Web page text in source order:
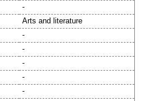
-
Arts and literature
-
-
-
-
-